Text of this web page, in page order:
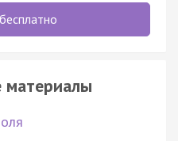
материалы